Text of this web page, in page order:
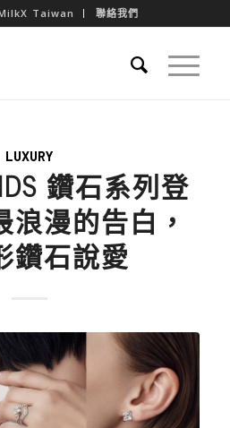
Taiwan 聯絡我們
LUXURY
鑽石系列登
漫的告白，
鑽石說愛